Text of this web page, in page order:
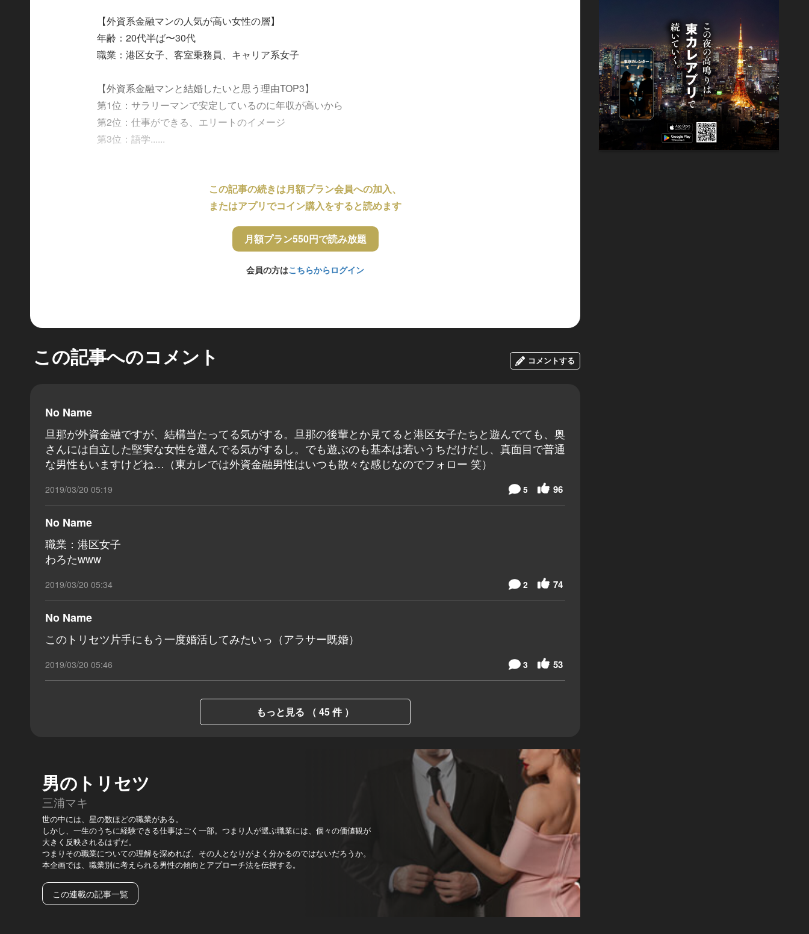
【外資系金融マンの人気が高い女性の層】
年齢：20代半ば〜30代
職業：港区女子、客室乗務員、キャリア系女子
【外資系金融マンと結婚したいと思う理由TOP3】
第1位：サラリーマンで安定しているのに年収が高いから
第2位：仕事ができる、エリートのイメージ
第3位：語学......
この記事の続きは月額プラン会員への加入、
またはアプリでコイン購入をすると読めます
月額プラン550円で読み放題
会員の方はこちらからログイン
この記事へのコメント コメントする
No Name
旦那が外資金融ですが、結構当たってる気がする。旦那の後輩とか見てると港区女子たちと遊んでても、奥
さんには自立した堅実な女性を選んでる気がするし。でも遊ぶのも基本は若いうちだけだし、真面目で普通
な男性もいますけどね…（東カレでは外資金融男性はいつも散々な感じなのでフォロー 笑）
2019/03/20 05:19 96
5
No Name
職業：港区女子
わろたwww
2019/03/20 05:34 74
2
No Name
このトリセツ片手にもう一度婚活してみたいっ（アラサー既婚）
2019/03/20 05:46 53
3
もっと見る （ 45 件 ）
男のトリセツ
三浦マキ
世の中には、星の数ほどの職業がある。
しかし、一生のうちに経験できる仕事はごく一部。つまり人が選ぶ職業には、個々の価値観が
大きく反映されるはずだ。
つまりその職業についての理解を深めれば、その人となりがよく分かるのではないだろうか。
本企画では、職業別に考えられる男性の傾向とアプローチ法を伝授する。
この連載の記事一覧